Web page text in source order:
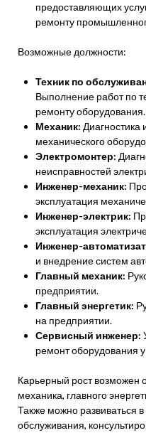
предоставляющих
ремонту
Возможные должности:
Техник по
Выполнение работ по
ремонту оборудования.
Механик: Диагностика
механического
Электромонтер:
неисправностей
Инженер-механик:
эксплуатация
Инженер-электрик:
эксплуатация
Инженер-
и внедрение систем
Главный механик:
предприятии.
Главный энергетик:
на предприятии.
Сервисный инженер:
ремонт оборудования у
Карьерный рост возможен
механика, главного
Также можно развиваться
обслуживания,